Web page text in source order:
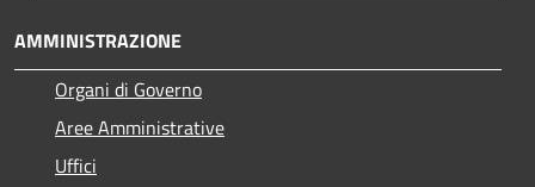
AMMINISTRAZIONE
Organi di Governo
Aree Amministrative
Uffici